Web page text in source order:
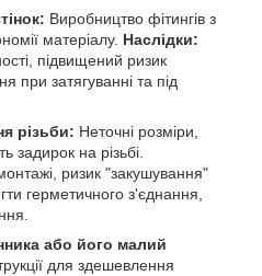
Виробництво фітингів з
матеріалу. Наслідки:
підвищений ризик
при затягуванні та під
різьби: Неточні розміри,
задирок на різьбі.
ризик "закушування"
герметичного з'єднання,
або його малий
для здешевлення